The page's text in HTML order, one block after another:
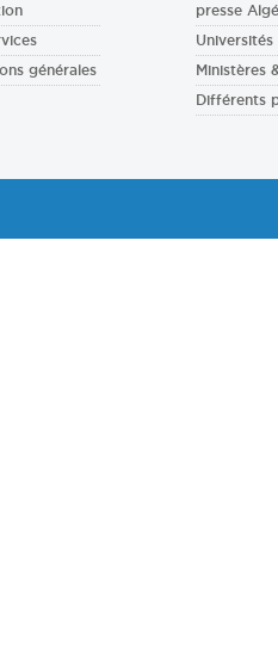
générales
presse
Ministères
Différents